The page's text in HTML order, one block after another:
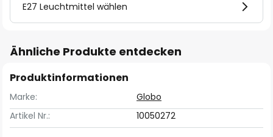
E27 Leuchtmittel wählen
Ähnliche Produkte entdecken
Produktinformationen
Marke:
Globo
Artikel Nr.:
10050272